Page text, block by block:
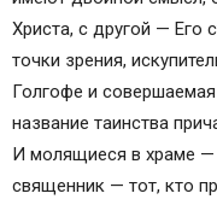
Христа, с другой — Его
точки зрения,
Голгофе и
название таинства
И молящиеся в храме —
священник — тот, кто